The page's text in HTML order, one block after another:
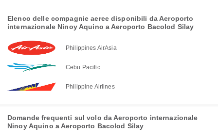
Elenco delle compagnie aeree disponibili da Aeroporto
internazionale Ninoy Aquino a Aeroporto Bacolod Silay
Philippines AirAsia
Cebu Pacific
Philippine Airlines
Domande frequenti sul volo da Aeroporto internazionale
Ninoy Aquino a Aeroporto Bacolod Silay